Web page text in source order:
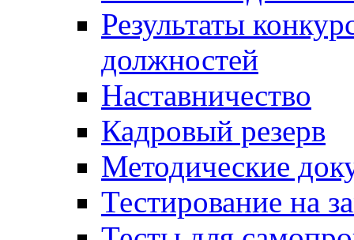
Результаты
должностей
Наставничество
Кадровый резерв
Методические
Тестирование на